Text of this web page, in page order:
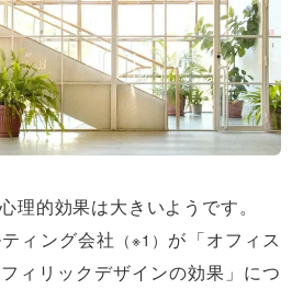
理的効果は大きいようです。
ィング会社 （※1） が「オフィス
ィリックデザインの効果」につ